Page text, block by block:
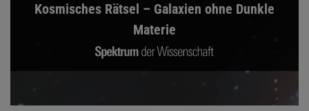
Kosmisches Rätsel – Galaxien ohne Dunkle
Materie